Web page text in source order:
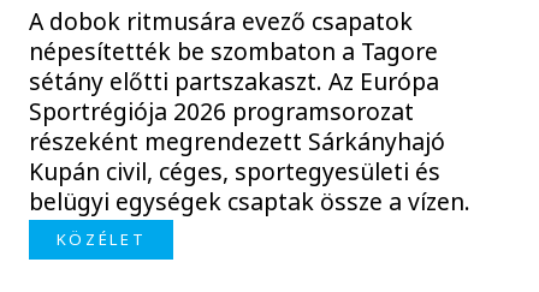
A dobok ritmusára evező csapatok
népesítették be szombaton a Tagore
sétány előtti partszakaszt. Az Európa
Sportrégiója 2026 programsorozat
részeként megrendezett Sárkányhajó
Kupán civil, céges, sportegyesületi és
belügyi egységek csaptak össze a vízen.
KÖZÉLET